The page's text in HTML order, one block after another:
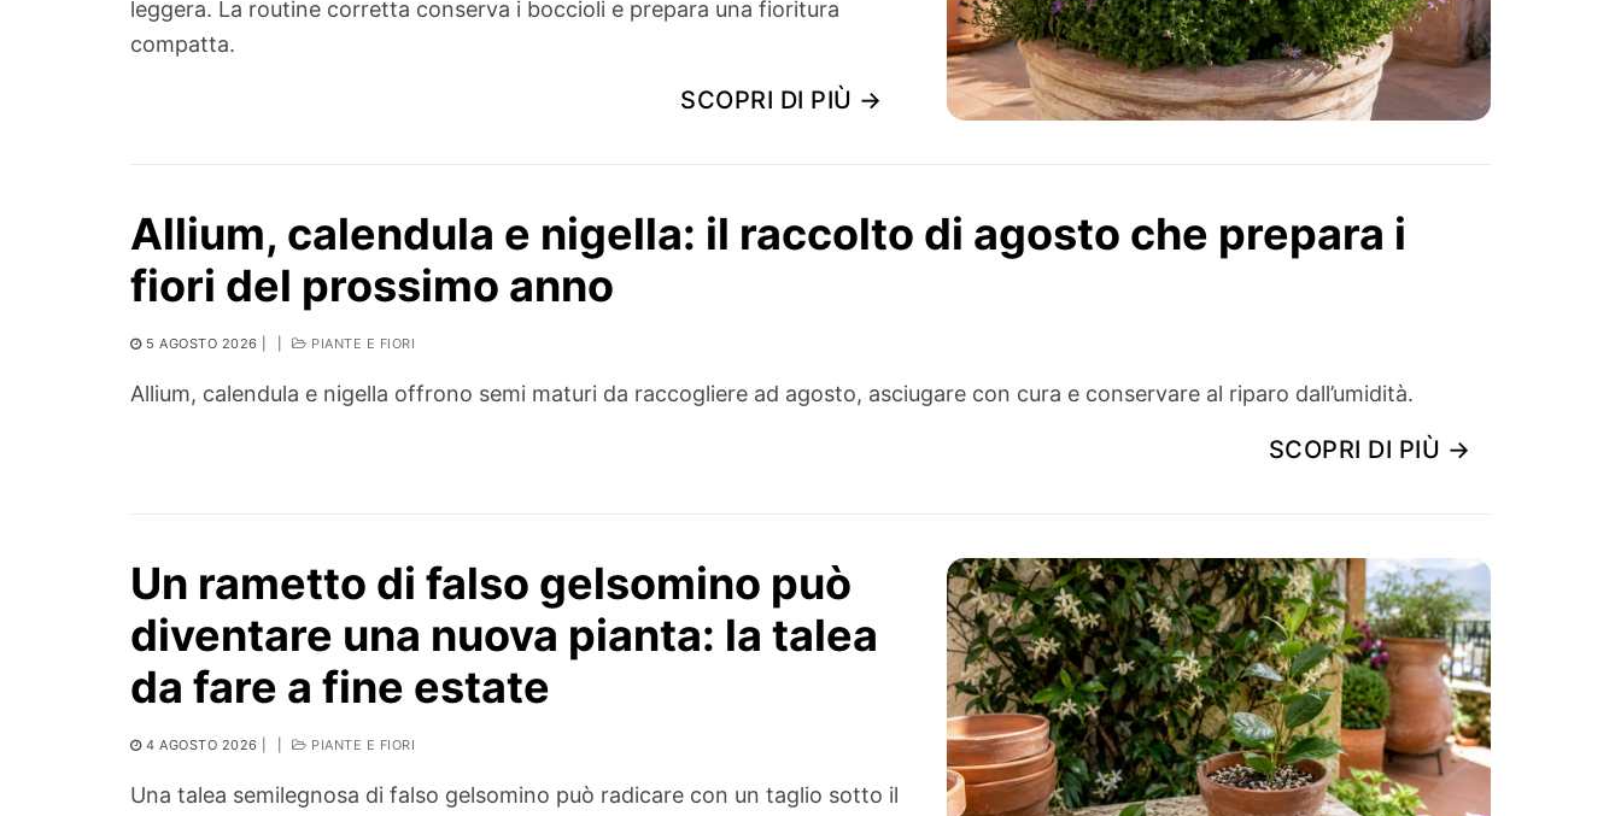
leggera. La routine corretta conserva i boccioli e prepara una fioritura
compatta.
SCOPRI DI PIÙ →
Allium, calendula e nigella: il raccolto di agosto che prepara i
fiori del prossimo anno
5 AGOSTO 2026 PIANTE E FIORI
Allium, calendula e nigella offrono semi maturi da raccogliere ad agosto, asciugare con cura e conservare al riparo dall’umidità.
SCOPRI DI PIÙ →
Un rametto di falso gelsomino può
diventare una nuova pianta: la talea
da fare a fine estate
4 AGOSTO 2026 PIANTE E FIORI
Una talea semilegnosa di falso gelsomino può radicare con un taglio sotto il